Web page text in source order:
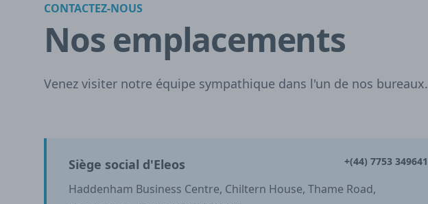
CONTACTEZ-NOUS
Nos emplacements
Venez visiter notre équipe sympathique dans l'un de nos bureaux.
Siège social d'Eleos +(44) 7753 349641
Haddenham Business Centre, Chiltern House, Thame Road,